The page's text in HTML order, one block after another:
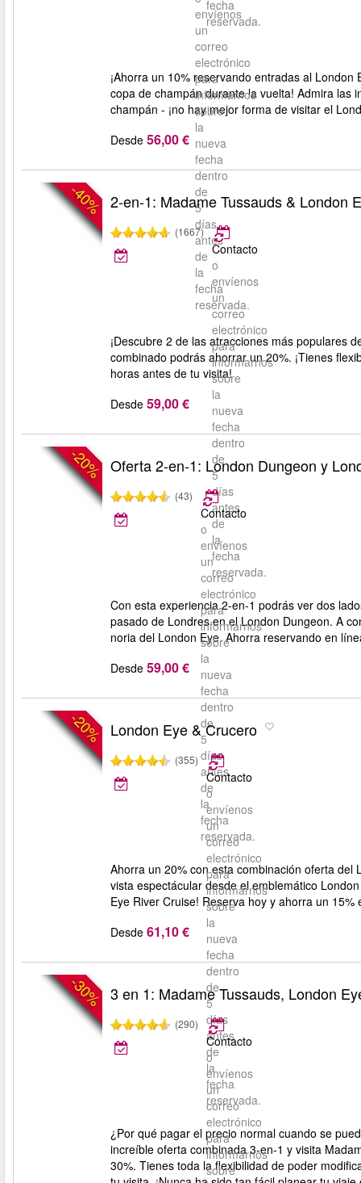
fecha
reservada.
envíenos
un
correo
electrónico
para
informarnos
sobre
la
nueva
fecha
dentro
de
5
días
antes
de
la
fecha
reservada.
¡Ahorra un 10% reservando entradas al
copa de champán durante la vuelta! Admira las
champán - ¡no hay mejor forma de visitar el
Desde 56,00 €
-40% 2-en-1: Madame Tussauds & London
(1667)
Contacto
o
envíenos
un
correo
electrónico
para
informarnos
sobre
la
nueva
fecha
dentro
de
5
días
antes
de
la
fecha
reservada.
¡Descubre 2 de las atracciones más populares
combinado podrás ahorrar un 20%. ¡Tienes
horas antes de tu visita!
Desde 59,00 €
-20% Oferta 2-en-1: London Dungeon y
(43)
Contacto
o
envíenos
un
correo
electrónico
para
informarnos
sobre
la
nueva
fecha
dentro
de
5
días
antes
de
la
fecha
reservada.
Con esta experiencia 2-en-1 podrás ver dos
pasado de Londres en el London Dungeon. A
noria del London Eye. Ahorra reservando en
Desde 59,00 €
-20% London Eye & Crucero
(355)
Contacto
o
envíenos
un
correo
electrónico
para
informarnos
sobre
la
nueva
fecha
dentro
de
5
días
antes
de
la
fecha
reservada.
Ahorra un 20% con esta combinación oferta
vista espectácular desde el emblemático
Eye River Cruise! Reserva hoy y ahorra un
Desde 61,10 €
-30% 3 en 1: Madame Tussauds, London
(290)
Contacto
o
envíenos
un
correo
electrónico
para
informarnos
sobre
¿Por qué pagar el precio normal cuando se
increíble oferta combinada 3-en-1 y visita
30%. Tienes toda la flexibilidad de poder